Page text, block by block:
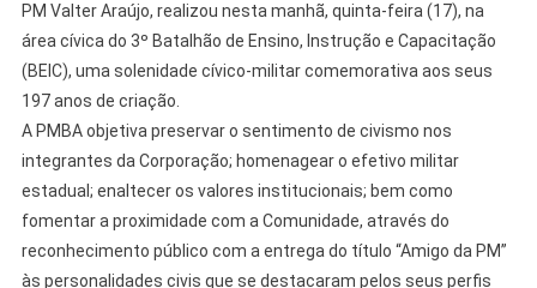
PM Valter Araújo, realizou nesta manhã, quinta-feira (17), na
área cívica do 3º Batalhão de Ensino, Instrução e Capacitação
(BEIC), uma solenidade cívico-militar comemorativa aos seus
197 anos de criação.
A PMBA objetiva preservar o sentimento de civismo nos
integrantes da Corporação; homenagear o efetivo militar
estadual; enaltecer os valores institucionais; bem como
fomentar a proximidade com a Comunidade, através do
reconhecimento público com a entrega do título “Amigo da PM”
às personalidades civis que se destacaram pelos seus perfis